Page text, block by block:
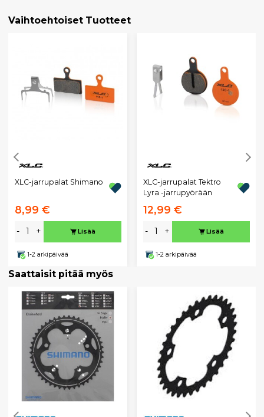
Vaihtoehtoiset Tuotteet
XLC-jarrupalat Shimano
8,99 €
- + Lisää
1-2 arkipäivää
XLC-jarrupalat Tektro
Lyra -jarrupyörään
12,99 €
- + Lisää
1-2 arkipäivää
Saattaisit pitää myös